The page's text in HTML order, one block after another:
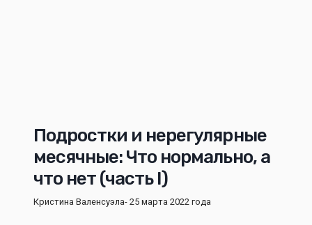
Подростки и нерегулярные
месячные: Что нормально, а
что нет (часть I)
Кристина Валенсуэла- 25 марта 2022 года